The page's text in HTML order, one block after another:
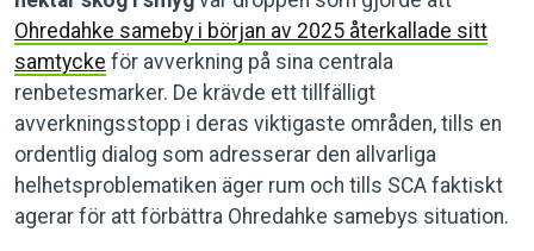
Ohredahke sameby i början av 2025 återkallade sitt
samtycke för avverkning på sina centrala
renbetesmarker. De krävde ett tillfälligt
avverkningsstopp i deras viktigaste områden, tills en
ordentlig dialog som adresserar den allvarliga
helhetsproblematiken äger rum och tills SCA faktiskt
agerar för att förbättra Ohredahke samebys situation.